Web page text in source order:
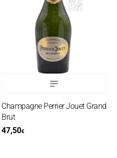
Perrier Jouet Grand
€